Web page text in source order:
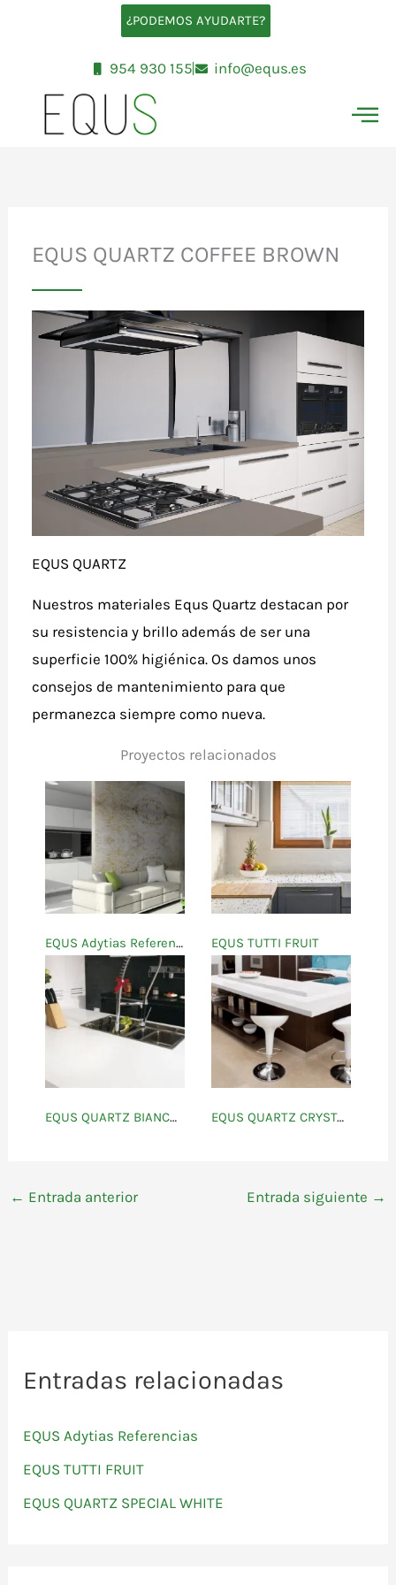
¿PODEMOS AYUDARTE?
954 930 155 info@equs.es
EQUS QUARTZ COFFEE BROWN
EQUS QUARTZ
Nuestros materiales Equs Quartz destacan por
su resistencia y brillo además de ser una
superficie 100% higiénica. Os damos unos
consejos de mantenimiento para que
permanezca siempre como nueva.
Proyectos relacionados
EQUS Adytias Referencias EQUS TUTTI FRUIT
EQUS QUARTZ BIANCO ATHENAS EQUS QUARTZ CRYSTAL WHITE
← Entrada anterior Entrada siguiente →
Entradas relacionadas
EQUS Adytias Referencias
EQUS TUTTI FRUIT
EQUS QUARTZ SPECIAL WHITE